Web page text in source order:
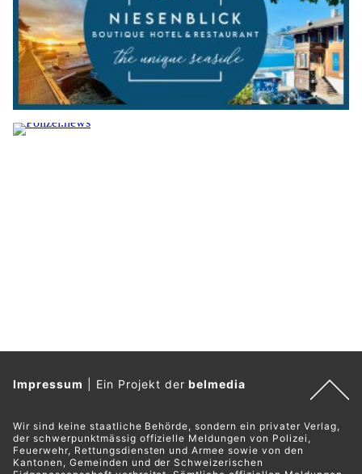
Impressum Ein Projekt derbelmedia
Wir sind keine staatliche Behörde, sondern ein privater Verlag,
der schwerpunktmässig offizielle Meldungen von Polizei,
Feuerwehr, Rettungsdiensten und Armee sowie von den
Kantonen, Gemeinden und der Schweizerischen